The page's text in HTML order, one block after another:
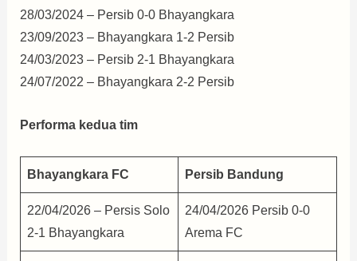
28/03/2024 – Persib 0-0 Bhayangkara
23/09/2023 – Bhayangkara 1-2 Persib
24/03/2023 – Persib 2-1 Bhayangkara
24/07/2022 – Bhayangkara 2-2 Persib
Performa kedua tim
Bhayangkara FC Persib Bandung
22/04/2026 – Persis Solo
2-1 Bhayangkara
24/04/2026 Persib 0-0
Arema FC